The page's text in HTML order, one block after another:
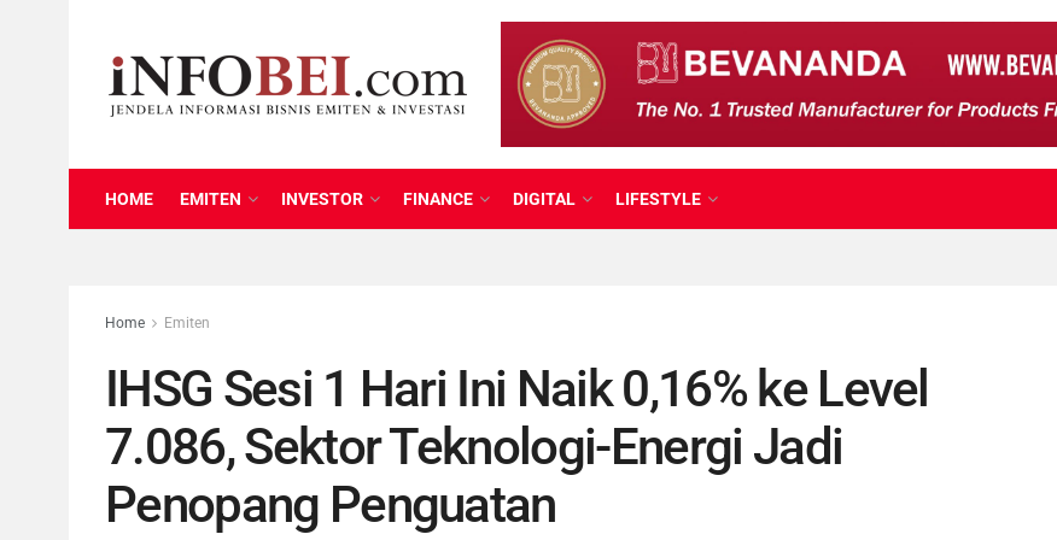
HOME EMITEN INVESTOR FINANCE DIGITAL LIFESTYLE
Home Emiten
IHSG Sesi 1 Hari Ini Naik 0,16% ke Level
7.086, Sektor Teknologi-Energi Jadi
Penopang Penguatan